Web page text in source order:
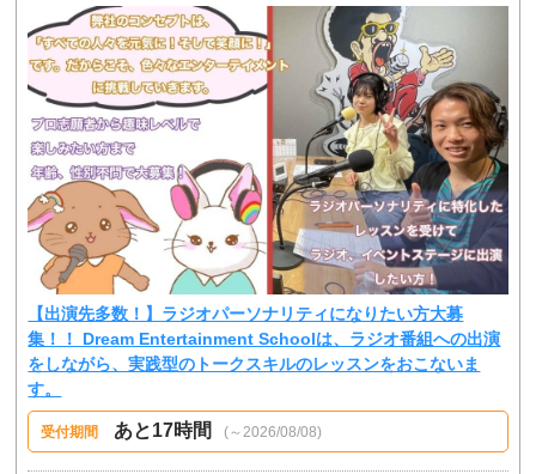
【出演先多数！】ラジオパーソナリティになりたい方大募
集！！ Dream Entertainment Schoolは、ラジオ番組への出演
をしながら、実践型のトークスキルのレッスンをおこないま
す。
受付期間 あと17時間 (～2026/08/08)